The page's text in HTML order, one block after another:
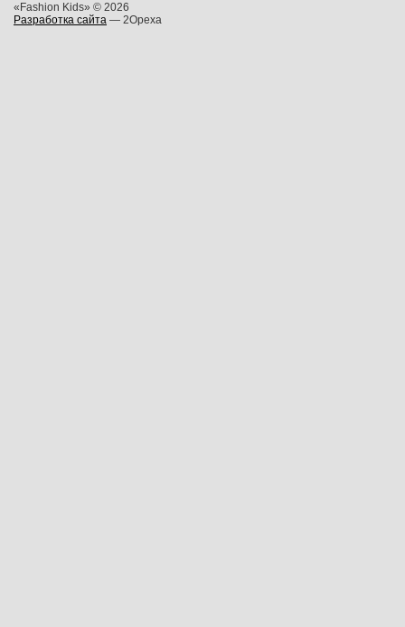
«Fashion Kids» © 2026
Разработка сайта — 2Opexa